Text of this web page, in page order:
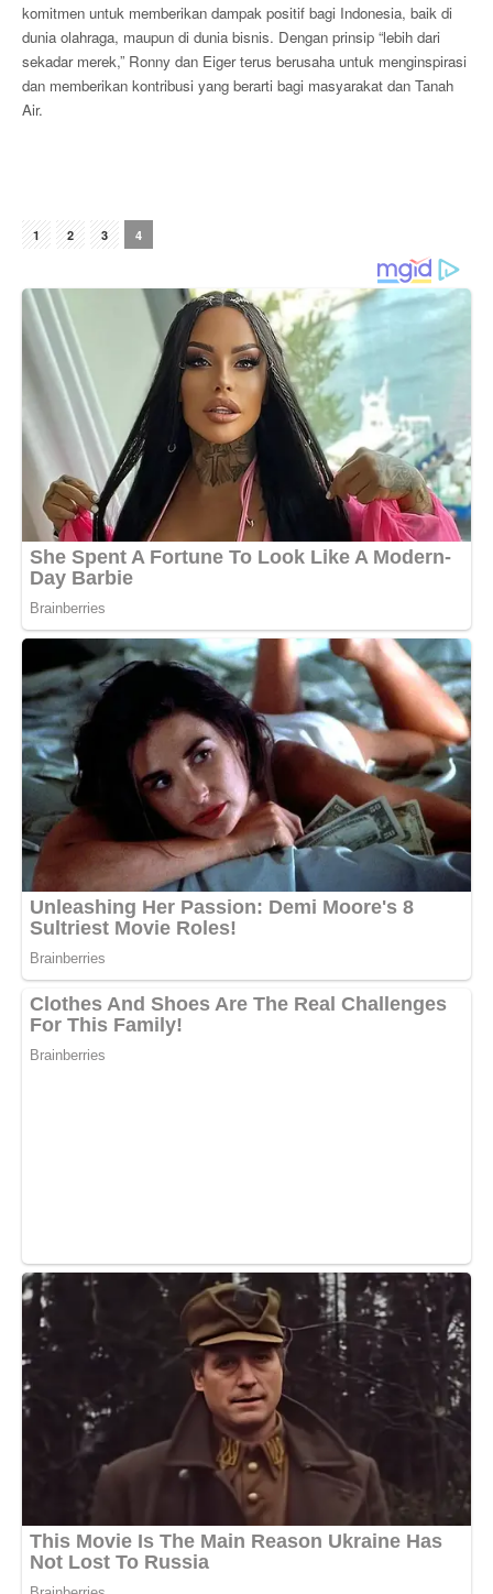
komitmen untuk memberikan dampak positif bagi Indonesia, baik di
dunia olahraga, maupun di dunia bisnis. Dengan prinsip “lebih dari
sekadar merek,” Ronny dan Eiger terus berusaha untuk menginspirasi
dan memberikan kontribusi yang berarti bagi masyarakat dan Tanah
Air.
1 2 3 4